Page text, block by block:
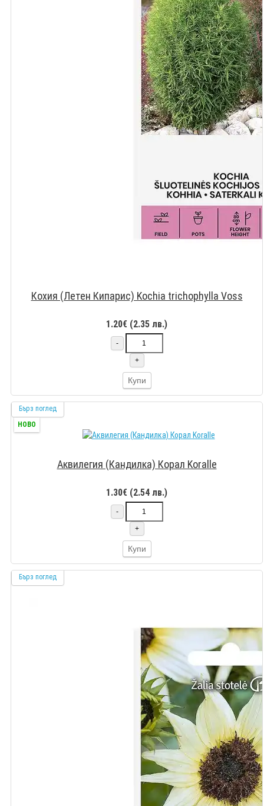
Кохия (Летен Кипарис) Kochia trichophylla Voss
1.20€ (2.35 лв.)
-
+
Купи
Бърз поглед
НОВО
Аквилегия (Кандилка) Корал Koralle
1.30€ (2.54 лв.)
-
+
Купи
Бърз поглед